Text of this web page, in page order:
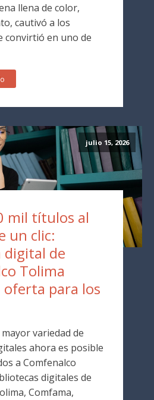
llena de color,
cautivó a los
convirtió en uno de
julio 15, 2026
mil títulos al
un clic:
digital de
Tolima
oferta para los
variedad de
ahora es posible
a Comfenalco
digitales de
Comfama,